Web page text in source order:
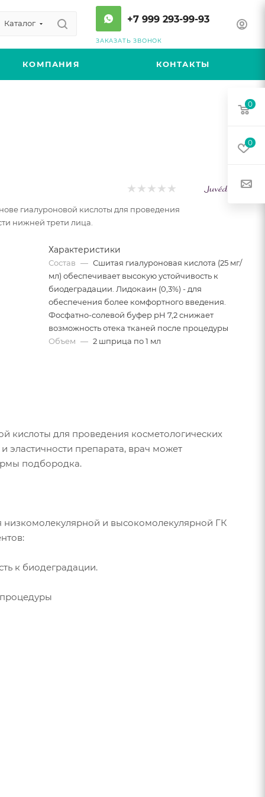
Каталог +7 999 293-99-93
ЗАКАЗАТЬ ЗВОНОК
КОМПАНИЯ КОНТАКТЫ
гиалуроновой кислоты для проведения
нижней трети лица.
Характеристики
Состав — Сшитая гиалуроновая кислота (25 мг/
мл) обеспечивает высокую устойчивость к
биодеградации. Лидокаин (0,3%) - для
обеспечения более комфортного введения.
Фосфатно-солевой буфер pH 7,2 снижает
возможность отека тканей после процедуры
Объем — 2 шприца по 1 мл
кислоты для проведения косметологических
эластичности препарата, врач может
подбородка.
низкомолекулярной и высокомолекулярной ГК
к биодеградации.
0
0